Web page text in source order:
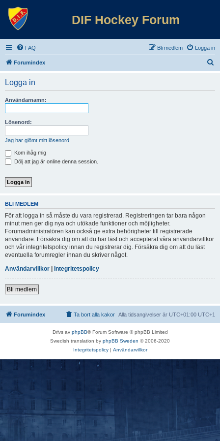
DIF Hockey Forum
FAQ Logga in
Bli medlem
Forumindex
Logga in
Användarnamn:
Lösenord:
Jag har glömt mitt lösenord.
Kom ihåg mig
Dölj att jag är online denna session.
BLI MEDLEM
För att logga in så måste du vara registrerad. Registreringen tar bara någon
minut men ger dig nya och utökade funktioner och möjligheter.
Forumadministratören kan också ge extra behörigheter till registrerade
användare. Försäkra dig om att du har läst och accepterat våra användarvillkor
och vår integritetspolicy innan du registrerar dig. Försäkra dig om att du läst
eventuella forumregler innan du skriver något.
Användarvillkor | Integritetspolicy
Bli medlem
Forumindex Alla tidsangivelser är UTC+01:00 UTC+1
Ta bort alla kakor
Drivs av phpBB® Forum Software © phpBB Limited
Swedish translation by phpBB Sweden © 2006-2020
Integritetspolicy| Användarvillkor